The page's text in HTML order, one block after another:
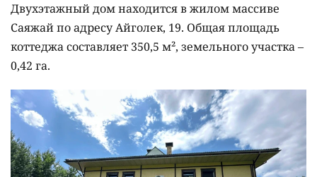
Двухэтажный дом находится в жилом массиве
Саяжай по адресу Айголек, 19. Общая площадь
коттеджа составляет 350,5 м², земельного участка –
0,42 га.